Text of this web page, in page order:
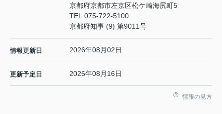
京都府京都市左京区松ケ崎海尻町5
TEL:075-722-5100
京都府知事 (9) 第9011号
情報更新日 2026年08月02日
更新予定日 2026年08月16日
情報の見方